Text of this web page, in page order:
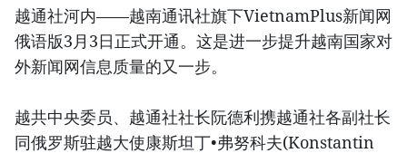
越通社河内——越南通讯社旗下VietnamPlus新闻网
俄语版3月3日正式开通。这是进一步提升越南国家对
外新闻网信息质量的又一步。
越共中央委员、越通社社长阮德利携越通社各副社长
同俄罗斯驻越大使康斯坦丁•弗努科夫(Konstantin